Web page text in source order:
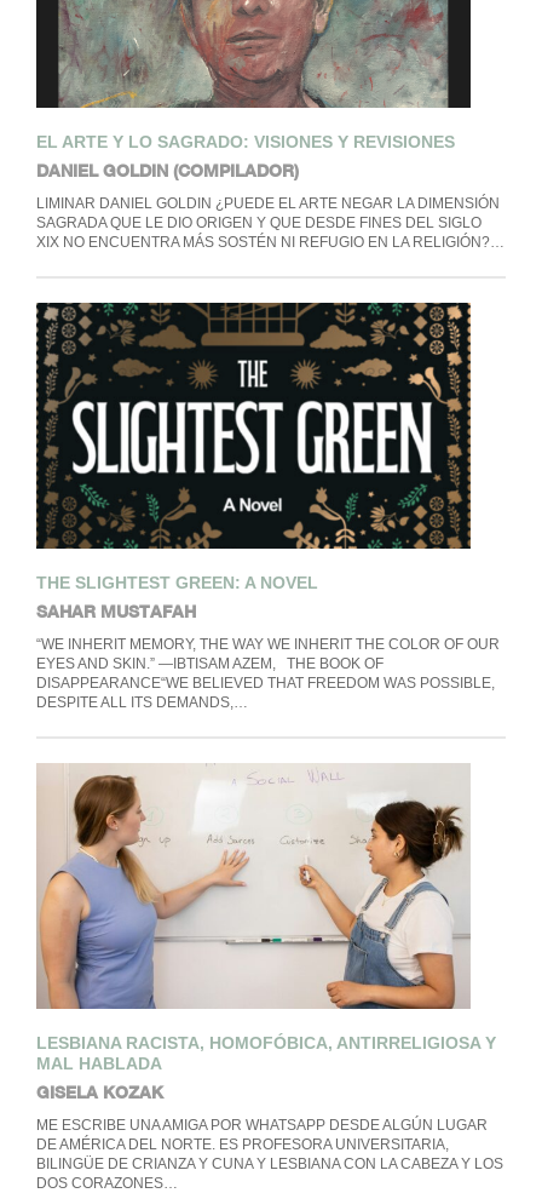
EL ARTE Y LO SAGRADO: VISIONES Y REVISIONES
DANIEL GOLDIN (COMPILADOR)
LIMINAR DANIEL GOLDIN ¿PUEDE EL ARTE NEGAR LA DIMENSIÓN
SAGRADA QUE LE DIO ORIGEN Y QUE DESDE FINES DEL SIGLO
XIX NO ENCUENTRA MÁS SOSTÉN NI REFUGIO EN LA RELIGIÓN?…
THE SLIGHTEST GREEN: A NOVEL
SAHAR MUSTAFAH
“WE INHERIT MEMORY, THE WAY WE INHERIT THE COLOR OF OUR
EYES AND SKIN.” —IBTISAM AZEM, THE BOOK OF
DISAPPEARANCE“WE BELIEVED THAT FREEDOM WAS POSSIBLE,
DESPITE ALL ITS DEMANDS,…
LESBIANA RACISTA, HOMOFÓBICA, ANTIRRELIGIOSA Y
MAL HABLADA
GISELA KOZAK
ME ESCRIBE UNA AMIGA POR WHATSAPP DESDE ALGÚN LUGAR
DE AMÉRICA DEL NORTE. ES PROFESORA UNIVERSITARIA,
BILINGÜE DE CRIANZA Y CUNA Y LESBIANA CON LA CABEZA Y LOS
DOS CORAZONES…